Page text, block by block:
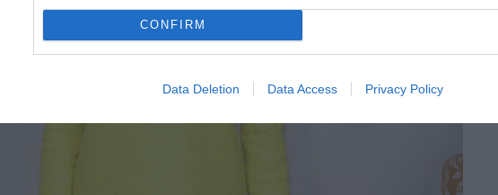
CONFIRM
Data Deletion Data Access Privacy Policy